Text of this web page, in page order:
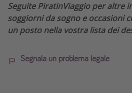
Seguite PiratinViaggio per altre
soggiorni da sogno e occasioni
un posto nella vostra lista dei
Segnala un problema legale